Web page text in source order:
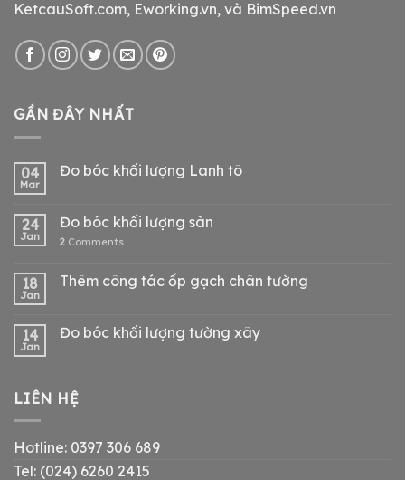
KetcauSoft.com, Eworking.vn, và BimSpeed.vn
GẦN ĐÂY NHẤT
04
Mar
Đo bóc khối lượng Lanh tô
24
Jan
Đo bóc khối lượng sàn
2 Comments
18
Jan
Thêm công tác ốp gạch chân tường
14
Jan
Đo bóc khối lượng tường xây
LIÊN HỆ
Hotline: 0397 306 689
Tel: (024) 6260 2415